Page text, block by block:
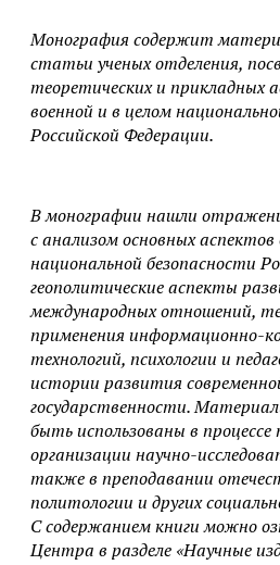
Монография содержит
статьи ученых отделения,
теоретических и прикладных
военной и в целом
Российской Федерации.
В монографии нашли
с анализом основных аспектов
национальной безопасности
геополитические аспекты
международных отношений,
применения информационно-
технологий, психологии и
истории развития
государственности.
быть использованы в
организации научно-
также в преподавании
политологии и других
С содержанием книги можно
Центра в разделе «Научные